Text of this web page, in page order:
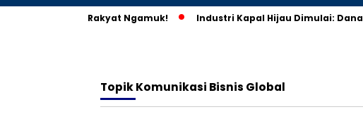
Ringan Bikin Rakyat Ngamuk! Industri Kapal Hijau Dimulai:
TopikKomunikasi Bisnis Global